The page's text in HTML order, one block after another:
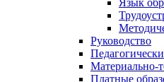
Язык
Руководство
Материально-
Платные